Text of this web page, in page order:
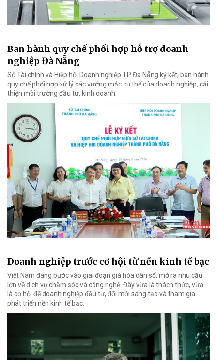
Ban hành quy chế phối hợp hỗ trợ doanh
nghiệp Đà Nẵng
Sở Tài chính và Hiệp hội Doanh nghiệp TP Đà Nẵng ký kết, ban hành
quy chế phối hợp xử lý các vướng mắc cụ thể của doanh nghiệp, cải
thiện môi trường đầu tư, kinh doanh.
Doanh nghiệp trước cơ hội từ nền kinh tế bạc
Việt Nam đang bước vào giai đoạn già hóa dân số, mở ra nhu cầu
lớn về dịch vụ chăm sóc và công nghệ. Đây vừa là thách thức, vừa
là cơ hội để doanh nghiệp đầu tư, đổi mới sáng tạo và tham gia
phát triển nền kinh tế bạc.